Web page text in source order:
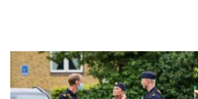
ح
ة
ا
ح
ة
ا